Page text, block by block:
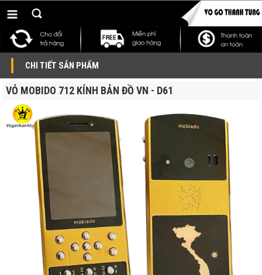
CHI TIẾT SẢN PHẨM
VỎ MOBIDO 712 KÍNH BẢN ĐỒ VN - D61